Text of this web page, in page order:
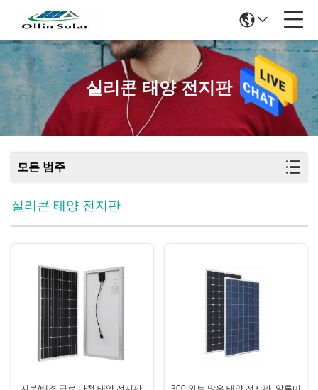
실리콘 태양 전지판
모든 범주
실리콘 태양 전지판